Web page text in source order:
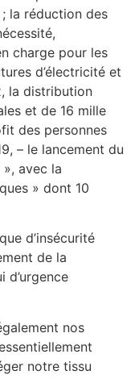
la réduction des
charge pour les
d’électricité et
la distribution
et de 16 mille
des personnes
– le lancement du
avec la
» dont 10
d’insécurité
de la
d’urgence
nos
notre tissu